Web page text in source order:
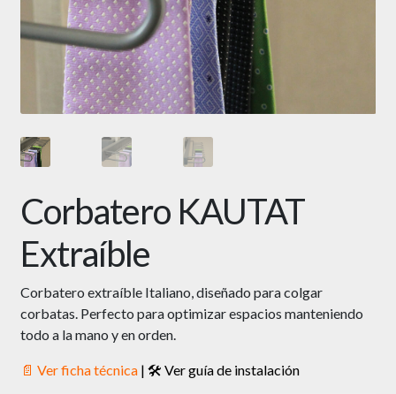
Corbatero KAUTAT
Extraíble
Corbatero extraíble Italiano, diseñado para colgar
corbatas. Perfecto para optimizar espacios manteniendo
todo a la mano y en orden.
📄 Ver ficha técnica| 🛠 Ver guía de instalación